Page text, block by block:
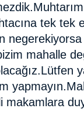
tek tek
negerekiyorsa
mahalle
makamlara